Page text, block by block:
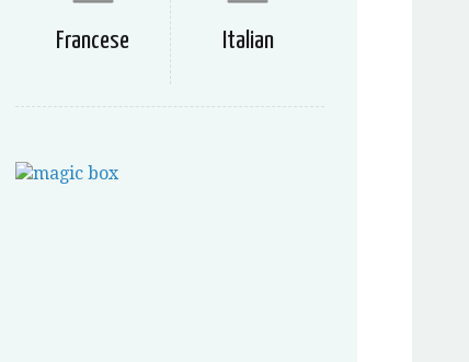
Francese Italian